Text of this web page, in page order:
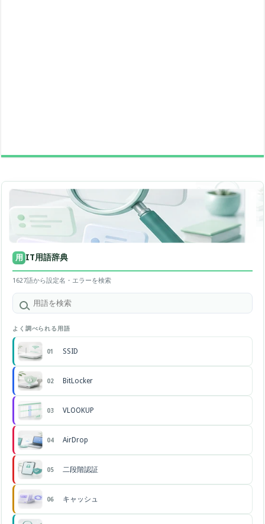
用 IT用語辞典
1627語から設定名・エラーを検索
よく調べられる用語
01 SSID
02 BitLocker
03 VLOOKUP
04 AirDrop
05 二段階認証
06 キャッシュ